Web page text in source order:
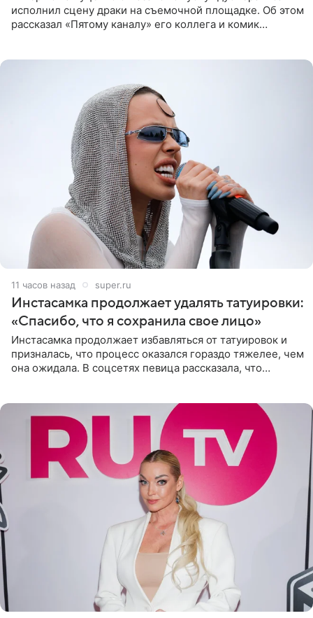
исполнил сцену драки на съемочной площадке. Об этом
рассказал «Пятому каналу» его коллега и комик
11 часов назад super.ru
Инстасамка продолжает удалять татуировки:
«Спасибо, что я сохранила свое лицо»
Инстасамка продолжает избавляться от татуировок и
призналась, что процесс оказался гораздо тяжелее, чем
она ожидала. В соцсетях певица рассказала, что